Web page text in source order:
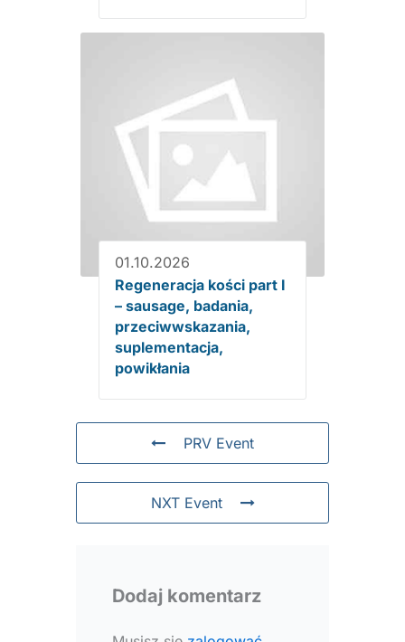
01.10.2026
Regeneracja kości part I
– sausage, badania,
przeciwwskazania,
suplementacja,
powikłania
PRV Event
NXT Event
Dodaj komentarz